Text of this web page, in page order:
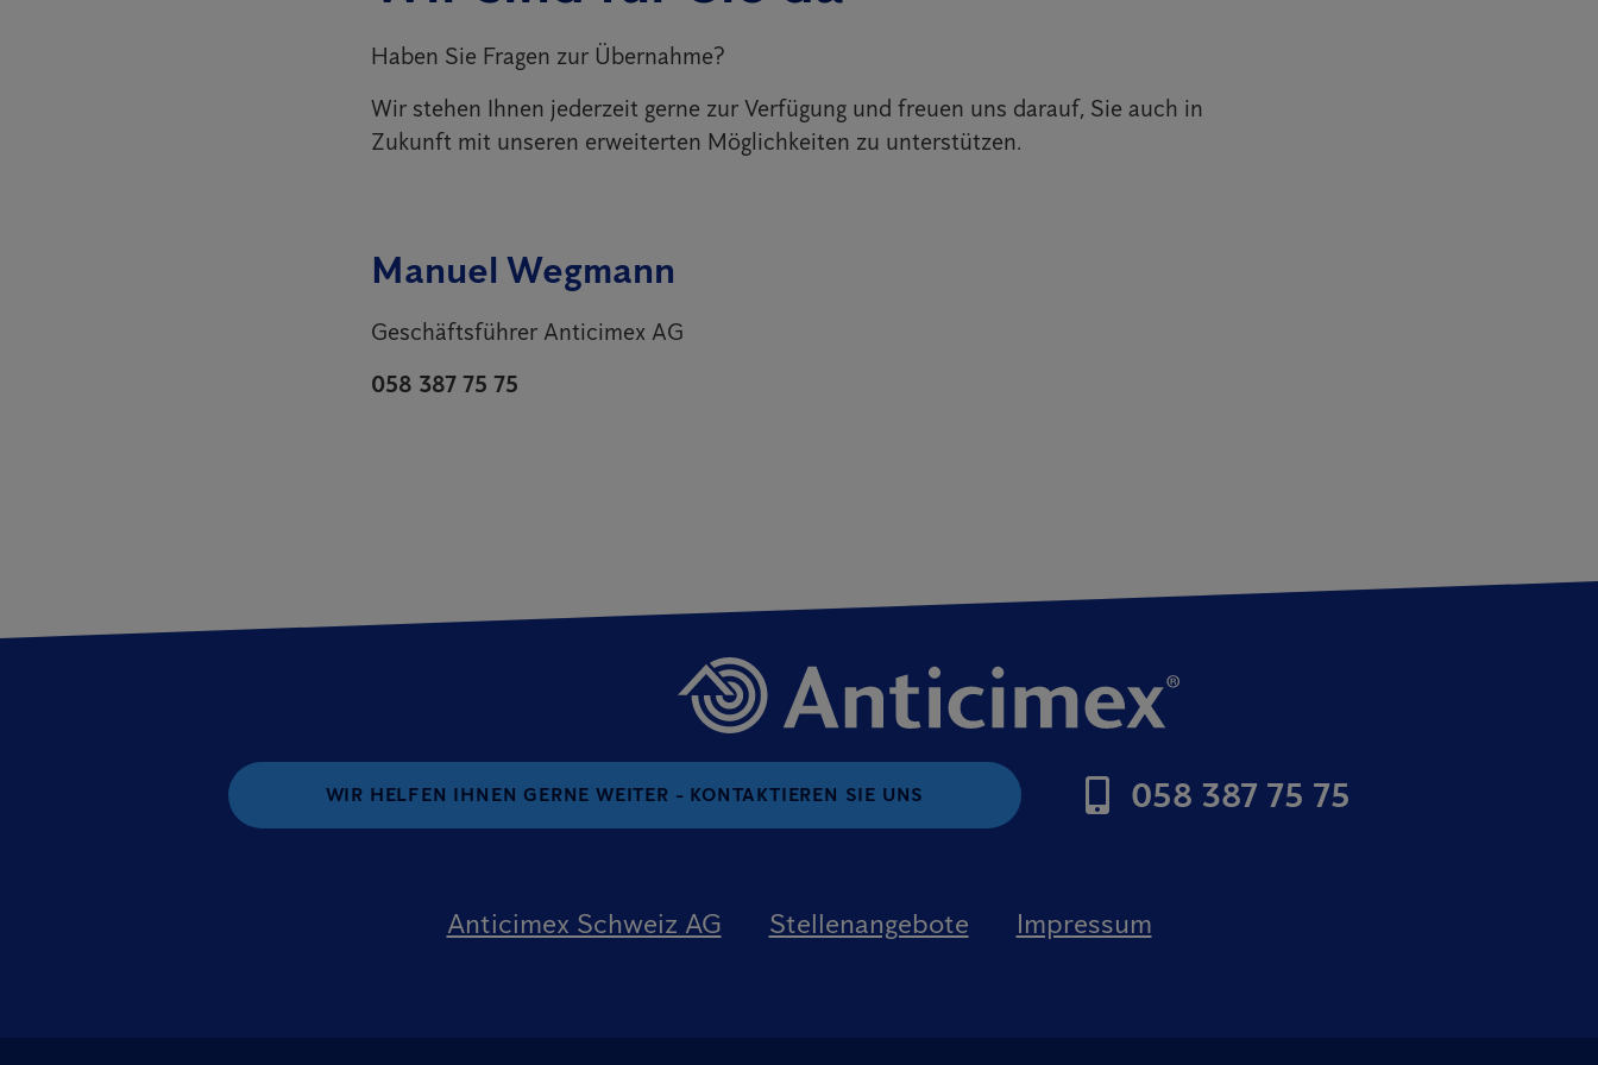
Haben Sie Fragen zur Übernahme?
Wir stehen Ihnen jederzeit gerne zur Verfügung und freuen uns darauf, Sie auch in
Zukunft mit unseren erweiterten Möglichkeiten zu unterstützen.
Manuel Wegmann
Geschäftsführer Anticimex AG
058 387 75 75
WIR HELFEN IHNEN GERNE WEITER - KONTAKTIEREN SIE UNS 058 387 75 75
Anticimex Schweiz AG Stellenangebote Impressum